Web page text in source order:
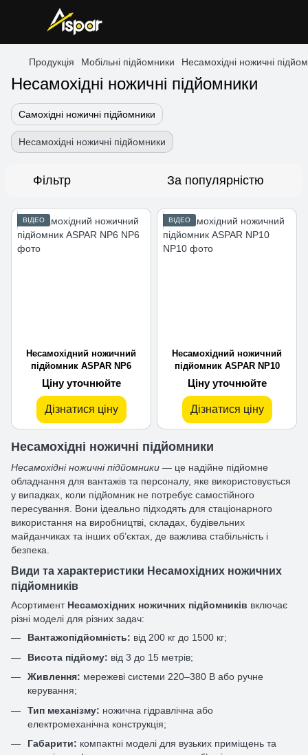
Продукція Мобільні підйомники Несамохідні ножичні
Несамохідні ножичні підйомники
Самохідні ножичні підйомники
Несамохідні ножичні підйомники
Фільтр За популярністю
ВІДЕО
Несамохідний ножичний
підйомник ASPAR NP6
Ціну уточнюйте
Дізнатися ціну
ВІДЕО
Несамохідний ножичний
підйомник ASPAR NP10
Ціну уточнюйте
Дізнатися ціну
Несамохідні ножичні підйомники
Несамохідні ножичні підйомники — це надійне підйомне
обладнання для вантажів та персоналу, яке використовується
у випадках, коли підйомник не потребує самостійного
пересування. Вони ідеально підходять для стаціонарного
використання на виробництві, складах, будівельних
майданчиках та інших об’єктах, де важлива стабільність і
безпека.
Види та характеристики Несамохідних ножичних
підйомників
Асортимент Несамохідних ножичних підйомників включає
різні моделі для різних задач:
Вантажопідйомність: від 200 кг до 1500 кг;
Висота підйому: від 3 до 15 метрів;
Живлення: мережеві системи 220–380 В або ручне
керування;
Тип механізму: ножична гідравлічна або
електромеханічна конструкція;
Габарити: компактні моделі для вузьких приміщень та